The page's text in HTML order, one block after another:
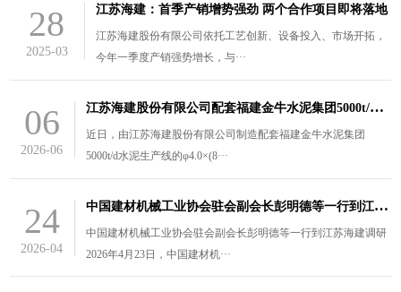
28
2025-03
江苏海建：首季产销增势强劲 两个合作项目即将落地
江苏海建股份有限公司依托工艺创新、设备投入、市场开拓，
今年一季度产销强势增长，与···
06
2026-06
江
苏海建股份有限公司配套福建金牛水泥集团5000t/d水泥生产线的￠4.0×（8.5+3）m风扫煤磨装车发货
近日，由江苏海建股份有限公司制造配套福建金牛水泥集团
5000t/d水泥生产线的φ4.0×(8···
24
2026-04
中
国建材机械工业协会驻会副会长彭明德等一行到江苏海建调研
中国建材机械工业协会驻会副会长彭明德等一行到江苏海建调研
2026年4月23日，中国建材机···